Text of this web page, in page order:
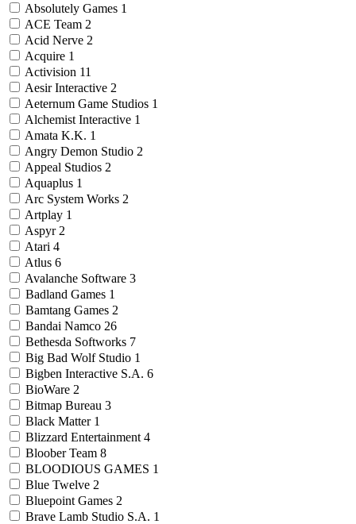
Absolutely Games 1
ACE Team 2
Acid Nerve 2
Acquire 1
Activision 11
Aesir Interactive 2
Aeternum Game Studios 1
Alchemist Interactive 1
Amata K.K. 1
Angry Demon Studio 2
Appeal Studios 2
Aquaplus 1
Arc System Works 2
Artplay 1
Aspyr 2
Atari 4
Atlus 6
Avalanche Software 3
Badland Games 1
Bamtang Games 2
Bandai Namco 26
Bethesda Softworks 7
Big Bad Wolf Studio 1
Bigben Interactive S.A. 6
BioWare 2
Bitmap Bureau 3
Black Matter 1
Blizzard Entertainment 4
Bloober Team 8
BLOODIOUS GAMES 1
Blue Twelve 2
Bluepoint Games 2
Brave Lamb Studio S.A. 1